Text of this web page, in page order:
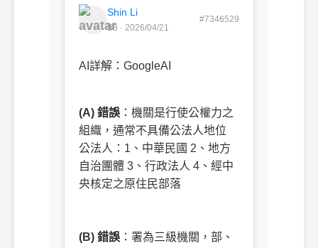
Shin Li
B3 · 2026/04/21
#7346529
AI詳解：GoogleAI
(A) 錯誤 ：機關是行使公權力之
組織，通常不具備公法人地位
公法人：1、中華民國 2、地方
自治團體 3、行政法人 4、經中
央核定之原住民部落
(B) 錯誤 ：署為三級機關，部、